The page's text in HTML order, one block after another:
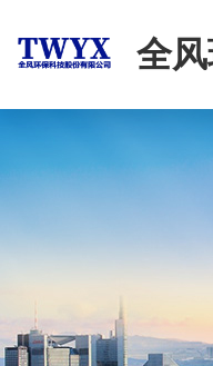
全